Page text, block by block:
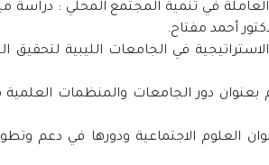
العاملة في تنمية المجتمع المحلي :
أحمد مفتاح.
في الجامعات الليبية
بعنوان دور الجامعات والمنظمات
العلوم الاجتماعية ودورها في دعم